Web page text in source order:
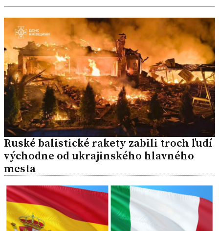
Ruské balistické rakety zabili troch ľudí
východne od ukrajinského hlavného
mesta